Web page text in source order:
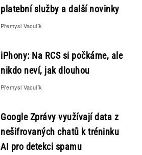
platební služby a další novinky
Přemysl Vaculík
iPhony: Na RCS si počkáme, ale
nikdo neví, jak dlouhou
Přemysl Vaculík
Google Zprávy využívají data z
nešifrovaných chatů k tréninku
AI pro detekci spamu